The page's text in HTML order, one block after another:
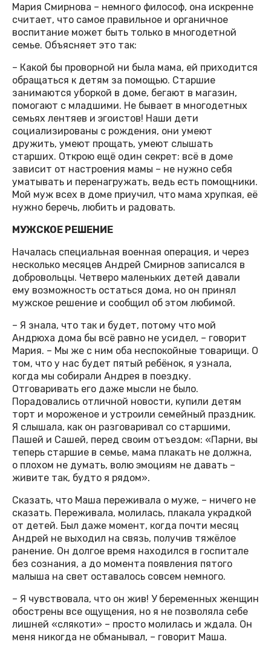
Мария Смирнова – немного философ, она искренне
считает, что самое правильное и органичное
воспитание может быть только в многодетной
семье. Объясняет это так:
– Какой бы проворной ни была мама, ей приходится
обращаться к детям за помощью. Старшие
занимаются уборкой в доме, бегают в магазин,
помогают с младшими. Не бывает в многодетных
семьях лентяев и эгоистов! Наши дети
социализированы с рождения, они умеют
дружить, умеют прощать, умеют слышать
старших. Открою ещё один секрет: всё в доме
зависит от настроения мамы – не нужно себя
уматывать и перенагружать, ведь есть помощники.
Мой муж всех в доме приучил, что мама хрупкая, её
нужно беречь, любить и радовать.
МУЖСКОЕ РЕШЕНИЕ
Началась специальная военная операция, и через
несколько месяцев Андрей Смирнов записался в
добровольцы. Четверо маленьких детей давали
ему возможность остаться дома, но он принял
мужское решение и сообщил об этом любимой.
– Я знала, что так и будет, потому что мой
Андрюха дома бы всё равно не усидел, – говорит
Мария. – Мы же с ним оба неспокойные товарищи. О
том, что у нас будет пятый ребёнок, я узнала,
когда мы собирали Андрея в поездку.
Отговаривать его даже мысли не было.
Порадовались отличной новости, купили детям
торт и мороженое и устроили семейный праздник.
Я слышала, как он разговаривал со старшими,
Пашей и Сашей, перед своим отъездом: «Парни, вы
теперь старшие в семье, мама плакать не должна,
о плохом не думать, волю эмоциям не давать –
живите так, будто я рядом».
Сказать, что Маша переживала о муже, – ничего не
сказать. Переживала, молилась, плакала украдкой
от детей. Был даже момент, когда почти месяц
Андрей не выходил на связь, получив тяжёлое
ранение. Он долгое время находился в госпитале
без сознания, а до момента появления пятого
малыша на свет оставалось совсем немного.
– Я чувствовала, что он жив! У беременных женщин
обострены все ощущения, но я не позволяла себе
лишней «слякоти» – просто молилась и ждала. Он
меня никогда не обманывал, – говорит Маша.